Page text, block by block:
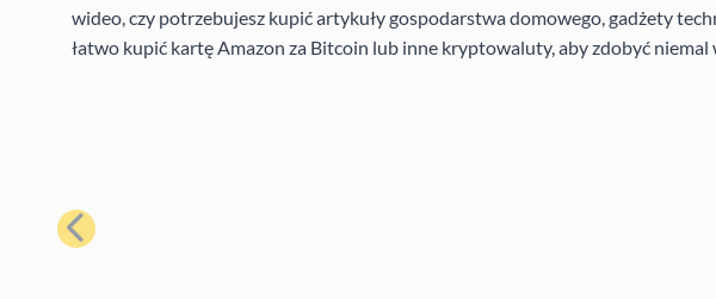
wideo, czy potrzebujesz kupić artykuły gospodarstwa domowego, gadżety
łatwo kupić kartę Amazon za Bitcoin lub inne kryptowaluty, aby zdobyć niemal
Poprzedni